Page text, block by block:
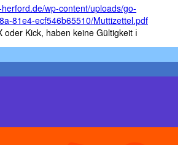
wp-content/uploads/go-
81e4-ecf546b65510/Muttizettel.pdf
oder Kick, haben keine Gültigkeit ℹ️